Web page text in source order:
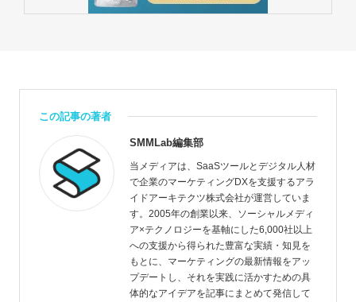
この記事の著者
SMMLab編集部
当メディアは、SaaSツールとデジタル人材
で企業のマーケティングDXを支援するアラ
イドアーキテクツ株式会社が運営していま
す。2005年の創業以来、ソーシャルメディ
ア×テクノロジーを基軸にした6,000社以上
への支援から得られた豊富な実績・知見を
もとに、マーケティングの最新情報をアッ
プデートし、それを実践に活かすための具
体的なアイデアを記事にまとめて発信して